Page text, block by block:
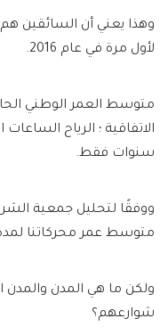
وهذا يعني أن السائقين
لأول مرة في عام 2016.
متوسط ​​العمر الوطني
سنوات فقط.
ووفقًا لتحليل جمعية
متوسط ​​عمر محركاتنا لمدة
ولكن ما هي المدن والمدن
شوارعهم؟